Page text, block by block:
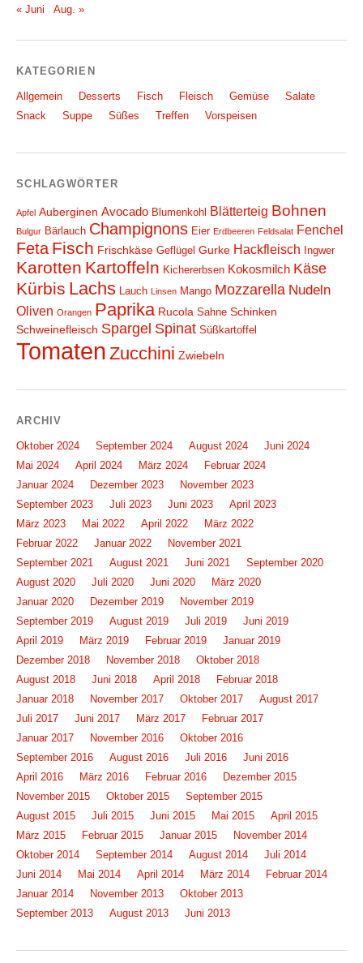
« Juni
Aug. »
KATEGORIEN
Allgemein Desserts Fisch Fleisch Gemüse
Salate
Snack
Suppe Süßes Treffen Vorspeisen
SCHLAGWÖRTER
Apfel Auberginen Avocado Blumenkohl Blätterteig Bohnen
Bulgur Bärlauch Champignons Eier Erdbeeren Feldsalat Fenchel
Feta Fisch Frischkäse Geflügel Gurke Hackfleisch Ingwer
Karotten Kartoffeln Kichererbsen Kokosmilch Käse
Kürbis Lachs Lauch Linsen Mango Mozzarella Nudeln
Oliven Orangen Paprika Rucola Sahne Schinken
Schweinefleisch Spargel Spinat Süßkartoffel
Tomaten Zucchini Zwiebeln
ARCHIV
Oktober 2024 September 2024 August 2024
Juni 2024
Mai 2024
April 2024 März 2024
Februar 2024
Januar 2024
Dezember 2023
November 2023
September 2023
Juli 2023 Juni 2023
April 2023
März 2023
Mai 2022 April 2022
März 2022
Februar 2022
Januar 2022
November 2021
September 2021
August 2021 Juni 2021
September 2020
August 2020
Juli 2020 Juni 2020
März 2020
Januar 2020
Dezember 2019
November 2019
September 2019
August 2019 Juli 2019
Juni 2019
April 2019
März 2019 Februar 2019
Januar 2019
Dezember 2018
November 2018
Oktober 2018
August 2018
Juni 2018 April 2018
Februar 2018
Januar 2018
November 2017 Oktober 2017
August 2017
Juli 2017
Juni 2017 März 2017
Februar 2017
Januar 2017
November 2016
Oktober 2016
September 2016
August 2016 Juli 2016
Juni 2016
April 2016
März 2016 Februar 2016
Dezember 2015
November 2015
Oktober 2015
September 2015
August 2015
Juli 2015 Juni 2015 Mai 2015
April 2015
März 2015
Februar 2015 Januar 2015
November 2014
Oktober 2014
September 2014 August 2014
Juli 2014
Juni 2014
Mai 2014 April 2014 März 2014
Februar 2014
Januar 2014
November 2013
Oktober 2013
September 2013
August 2013 Juni 2013